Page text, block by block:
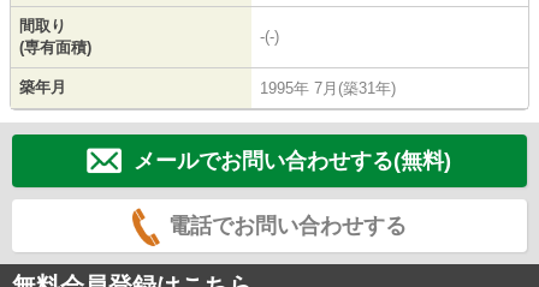
間取り
(専有面積)
-(-)
築年月 1995年 7月(築31年)
メールでお問い合わせする(無料)
電話でお問い合わせする